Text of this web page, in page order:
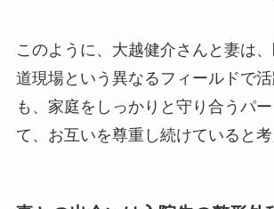
このように、大越健介さんと妻は
道現場という異なるフィールドで
も、家庭をしっかりと守り合うパ
て、お互いを尊重し続けていると考